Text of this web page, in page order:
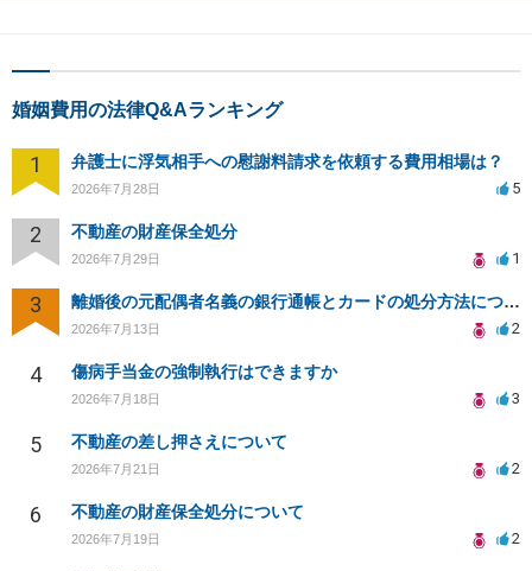
婚姻費用の法律Q&Aランキング
1 弁護士に浮気相手への慰謝料請求を依頼する費用相場は？
2026年7月28日 5
2 不動産の財産保全処分
2026年7月29日 1
3 離婚後の元配偶者名義の銀行通帳とカードの処分方法について
2026年7月13日 2
4 傷病手当金の強制執行はできますか
2026年7月18日 3
5 不動産の差し押さえについて
2026年7月21日 2
6 不動産の財産保全処分について
2026年7月19日 2